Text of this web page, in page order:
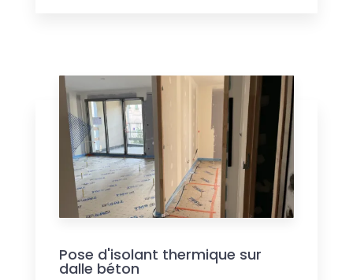
Pose d'isolant thermique sur
dalle béton